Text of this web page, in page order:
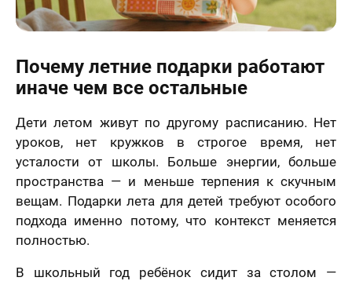
Почему летние подарки работают
иначе чем все остальные
Дети летом живут по другому расписанию. Нет
уроков, нет кружков в строгое время, нет
усталости от школы. Больше энергии, больше
пространства — и меньше терпения к скучным
вещам. Подарки лета для детей требуют особого
подхода именно потому, что контекст меняется
полностью.
В школьный год ребёнок сидит за столом —